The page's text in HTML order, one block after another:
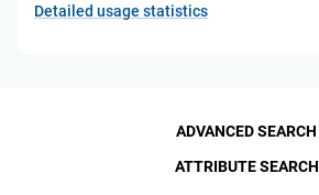
Detailed usage statistics
ADVANCED SEARCH
ATTRIBUTE SEARCH